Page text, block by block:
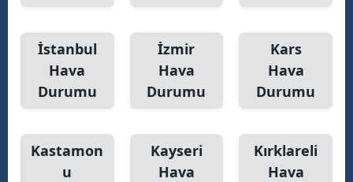
İstanbul
Hava
Durumu
İzmir
Hava
Durumu
Kars
Hava
Durumu
Kastamon
u
Kayseri
Hava
Kırklareli
Hava